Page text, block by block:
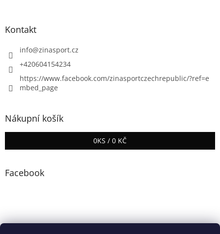
Kontakt
info@zinasport.cz
+420604154234
https://www.facebook.com/zinasportczechrepublic/?ref=e
mbed_page
Nákupní košík
0KS / 0 KČ
Facebook